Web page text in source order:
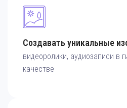
Создавать уникальные
видеоролики, аудиозаписи в
качестве